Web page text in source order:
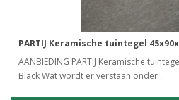
PARTIJ Keramische tuintegel
AANBIEDING PARTIJ Keramische
Black Wat wordt er verstaan onder ..